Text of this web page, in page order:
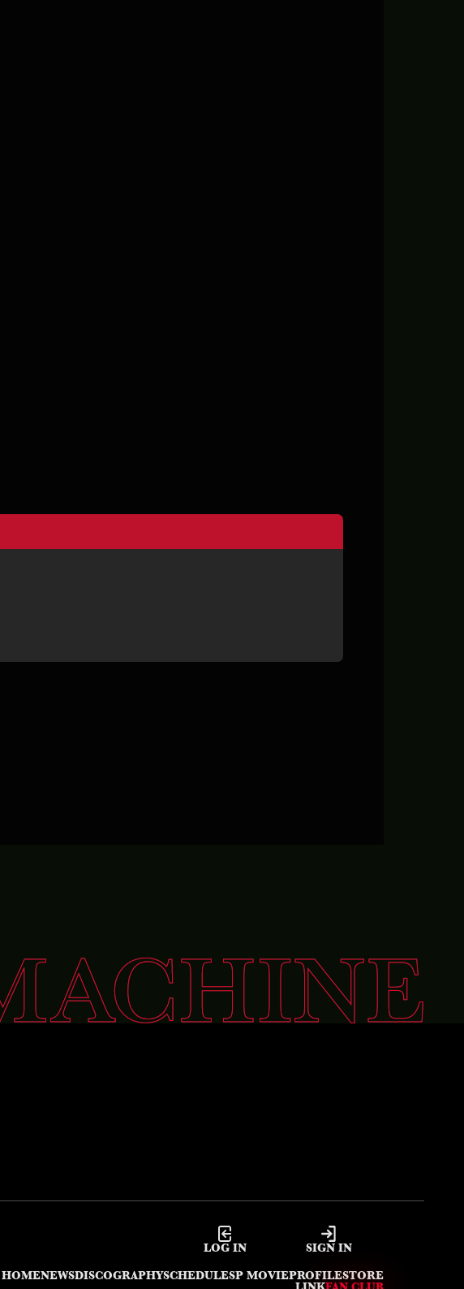
LOG IN
SIGN IN
HOMENEWSDISCOGRAPHYSCHEDULESP MOVIEPROFILESTORE